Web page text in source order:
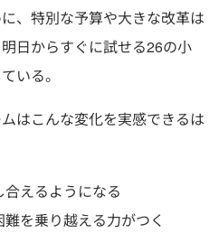
、特別な予算や大きな改革は
日からすぐに試せる26の小
いる。
はこんな変化を実感できるは
えるようになる
を乗り越える力がつく